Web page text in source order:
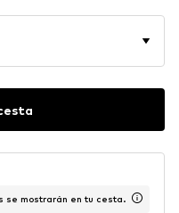
se mostrarán en tu cesta.